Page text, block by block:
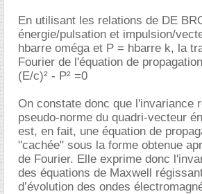
En utilisant les relations de DE
énergie/pulsation et impulsion/
hbarre oméga et P = hbarre k, la
Fourier de l'équation de
(E/c)² - P² =0
On constate donc que l'invariance
pseudo-norme du quadri-vecteur
est, en fait, une équation de
"cachée" sous la forme obtenue
de Fourier. Elle exprime donc
des équations de Maxwell
d’évolution des ondes